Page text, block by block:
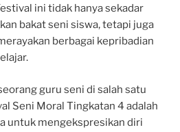
ini tidak hanya sekadar
bakat seni siswa, tetapi juga
berbagai kepribadian
guru seni di salah satu
Seni Moral Tingkatan 4 adalah
untuk mengekspresikan diri